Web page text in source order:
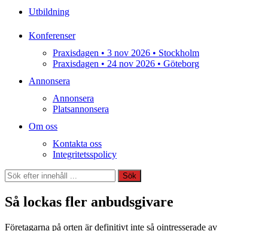
Utbildning
Konferenser
Praxisdagen • 3 nov 2026 • Stockholm
Praxisdagen • 24 nov 2026 • Göteborg
Annonsera
Annonsera
Platsannonsera
Om oss
Kontakta oss
Integritetsspolicy
Sök
Sök
Så lockas fler anbudsgivare
Företagarna på orten är definitivt inte så ointresserade av